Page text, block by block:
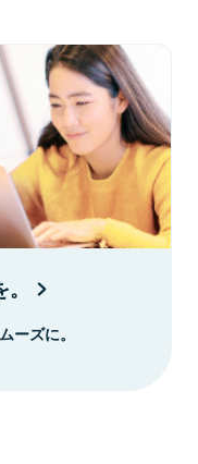
ーズに。